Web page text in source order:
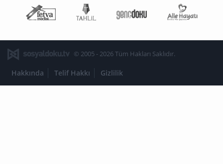
Fetva Meclisi
Genç Doku
© 2005 - 2026 Tüm Hakları Saklıdır.
Hakkında Telif Hakkı Gizlilik